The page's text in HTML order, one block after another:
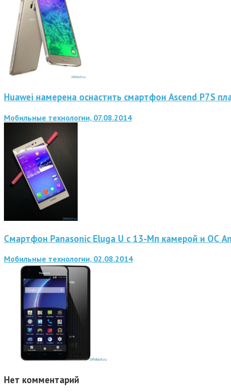
Huawei намерена оснастить смартфон Ascend P7S
Мобильные технологии, 07.08.2014
Смартфон Panasonic Eluga U с 13-Мп камерой и ОС
Мобильные технологии, 02.08.2014
Нет комментарий